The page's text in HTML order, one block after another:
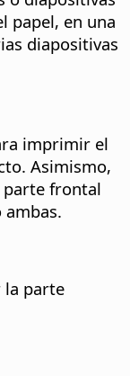
papel, en una
diapositivas
imprimir el
Asimismo,
parte frontal
parte